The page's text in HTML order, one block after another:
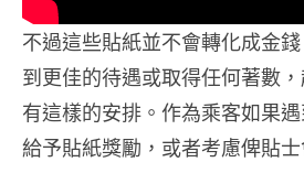
不過這些貼紙並不會轉化成金
到更佳的待遇或取得任何著數
有這樣的安排。作為乘客如果
給予貼紙獎勵，或者考慮俾貼士